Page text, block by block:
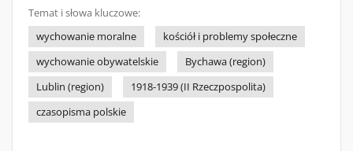
Temat i słowa kluczowe:
wychowanie moralne
kościół i problemy społeczne
wychowanie obywatelskie
Bychawa (region)
Lublin (region)
1918-1939 (II Rzeczpospolita)
czasopisma polskie